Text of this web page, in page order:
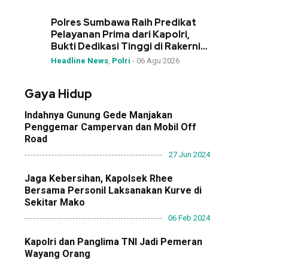
Polres Sumbawa Raih Predikat
Pelayanan Prima dari Kapolri,
Bukti Dedikasi Tinggi di Rakernis
Polda NTB
Headline News, Polri - 06 Agu 2026
Gaya Hidup
Indahnya Gunung Gede Manjakan
Penggemar Campervan dan Mobil Off
Road
27 Jun 2024
Jaga Kebersihan, Kapolsek Rhee
Bersama Personil Laksanakan Kurve di
Sekitar Mako
06 Feb 2024
Kapolri dan Panglima TNI Jadi Pemeran
Wayang Orang